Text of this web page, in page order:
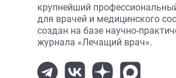
крупнейший
для врачей и медицинского
создан на базе научно-
журнала «Лечащий врач».